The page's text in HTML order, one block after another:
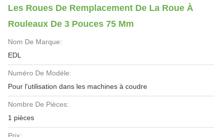
Les Roues De Remplacement De La Roue À
Rouleaux De 3 Pouces 75 Mm
Nom De Marque:
EDL
Numéro De Modèle:
Pour l'utilisation dans les machines à coudre
Nombre De Pièces:
1 pièces